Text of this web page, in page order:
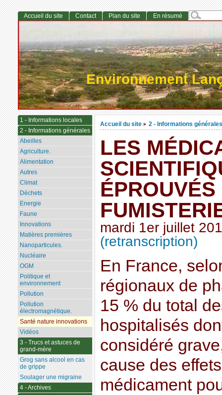
Environnement
Accueil du site > 2 - Informations générales
LES
mardi 1er juillet
(retranscription)
En France,
régionaux de
15 % du total
hospitalisés
considéré
cause des
médicament
Accueil du site Contact Plan du site En résumé
1 - Informations locales
2 - Informations générales
Abeilles
Agriculture.
Alimentation
Autres
Climat
Déchets
Energie
Faune
Innovations
Matières premières
Nanoparticules.
Nucléaire
OGM
Politique et
environnement
Pollution
Pollution
électromagnétique.
Santé nature innovations
Vidéos
3 - Trucs et astuces de
grand-mère
Grog sans alcool en cas
de grippe
Soulager une migraine
4 - Archives